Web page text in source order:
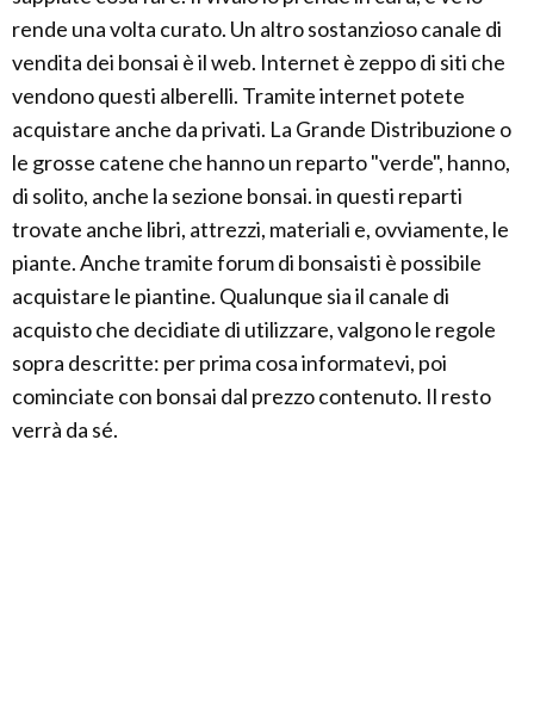
rende una volta curato. Un altro sostanzioso canale di
vendita dei bonsai è il web. Internet è zeppo di siti che
vendono questi alberelli. Tramite internet potete
acquistare anche da privati. La Grande Distribuzione o
le grosse catene che hanno un reparto "verde", hanno,
di solito, anche la sezione bonsai. in questi reparti
trovate anche libri, attrezzi, materiali e, ovviamente, le
piante. Anche tramite forum di bonsaisti è possibile
acquistare le piantine. Qualunque sia il canale di
acquisto che decidiate di utilizzare, valgono le regole
sopra descritte: per prima cosa informatevi, poi
cominciate con bonsai dal prezzo contenuto. Il resto
verrà da sé.